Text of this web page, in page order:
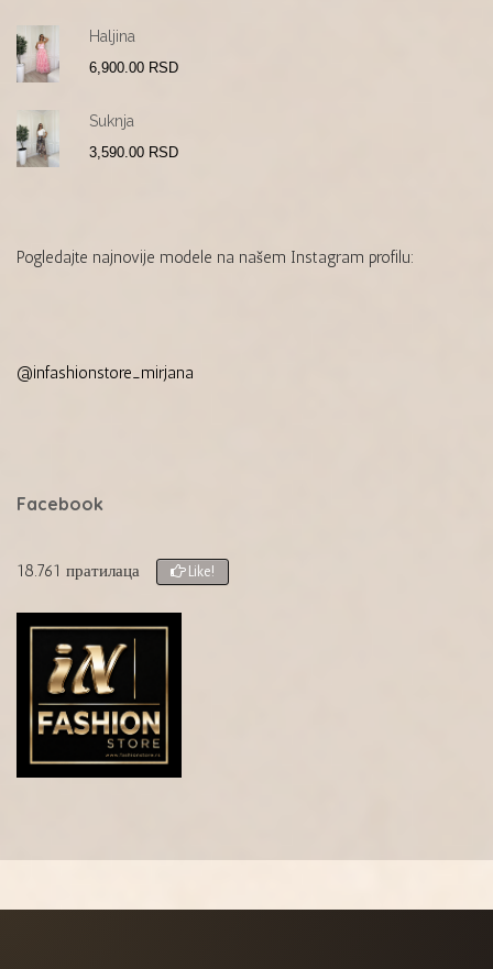
Haljina
6,900.00 RSD
Suknja
3,590.00 RSD
Pogledajte najnovije modele na našem Instagram profilu:
@infashionstore_mirjana
Facebook
18.761 пратилаца Like!